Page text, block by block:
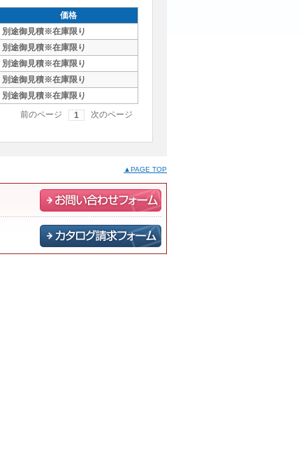
価格
別途御見積※在庫限り
別途御見積※在庫限り
別途御見積※在庫限り
別途御見積※在庫限り
別途御見積※在庫限り
前のページ 1 次のページ
▲PAGE TOP